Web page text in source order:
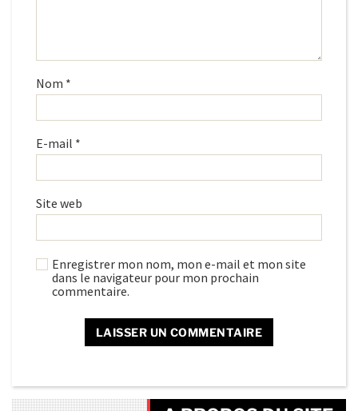
Nom *
E-mail *
Site web
Enregistrer mon nom, mon e-mail et mon site
dans le navigateur pour mon prochain
commentaire.